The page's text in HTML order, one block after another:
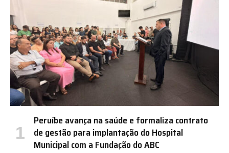
Peruíbe avança na saúde e formaliza contrato
de gestão para implantação do Hospital
Municipal com a Fundação do ABC